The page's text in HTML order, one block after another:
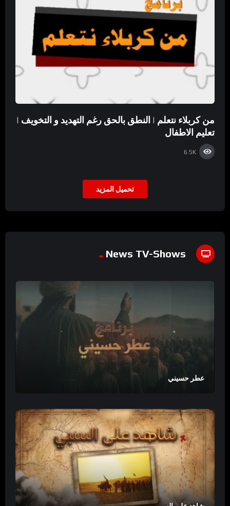
من كربلاء نتعلم | النطق بالحق رغم التهديد و التخويف |
تعليم الاطفال
6.5K
تحميل المزيد
News TV-Shows
عطر حسيني